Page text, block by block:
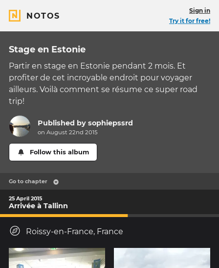
NOTOS
Sign in
Try it for free!
Stage en Estonie
Partir en stage en Estonie pendant 2 mois. Et
profiter de cet incroyable endroit pour voyager
ailleurs. Voilà comment se résume ce super road
trip!
Published bysophiepssrd
on August 22nd 2015
Follow this album
Go to chapter
25 April 2015
Arrivée à Tallinn
Roissy-en-France, France